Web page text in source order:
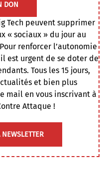
DON
Tech peuvent supprimer
« sociaux » du jour au
renforcer l’autonomie
est urgent de se doter de
Tous les 15 jours,
et bien plus
mail en vous inscrivant à
Attaque !